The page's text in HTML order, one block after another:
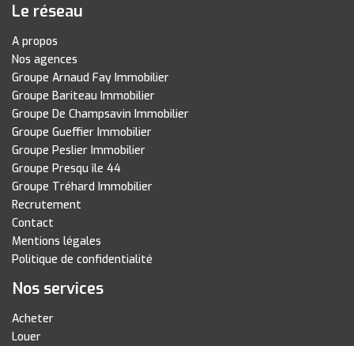
Le réseau
A propos
Nos agences
Groupe Arnaud Fay Immobilier
Groupe Bariteau Immobilier
Groupe De Champsavin Immobilier
Groupe Gueffier Immobilier
Groupe Peslier Immobilier
Groupe Presqu île 44
Groupe Tréhard Immobilier
Recrutement
Contact
Mentions légales
Politique de confidentialité
Nos services
Acheter
Louer